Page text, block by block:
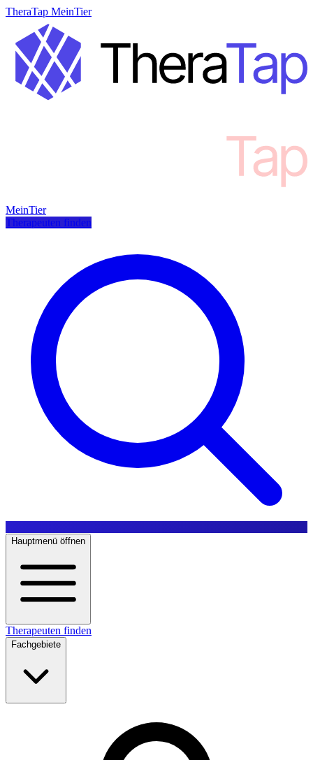
TheraTap MeinTier
MeinTier
Therapeuten finden
Hauptmenü öffnen
Therapeuten finden
Fachgebiete